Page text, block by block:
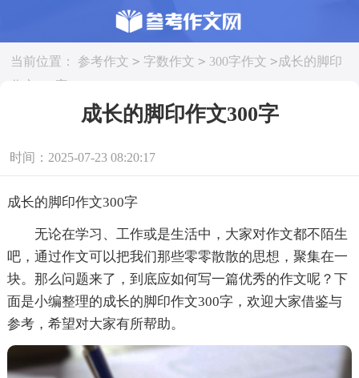
当前位置： 参考作文 > 字数作文 > 300字作文 >成长的脚印
作文300字
成长的脚印作文300字
时间：2025-07-23 08:20:17
成长的脚印作文300字
无论在学习、工作或是生活中，大家对作文都不陌生
吧，通过作文可以把我们那些零零散散的思想，聚集在一
块。那么问题来了，到底应如何写一篇优秀的作文呢？下
面是小编整理的成长的脚印作文300字，欢迎大家借鉴与
参考，希望对大家有所帮助。